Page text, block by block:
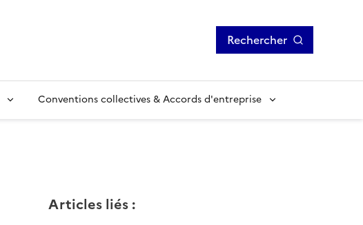
Rechercher
Conventions collectives & Accords d'entreprise
Articles liés: